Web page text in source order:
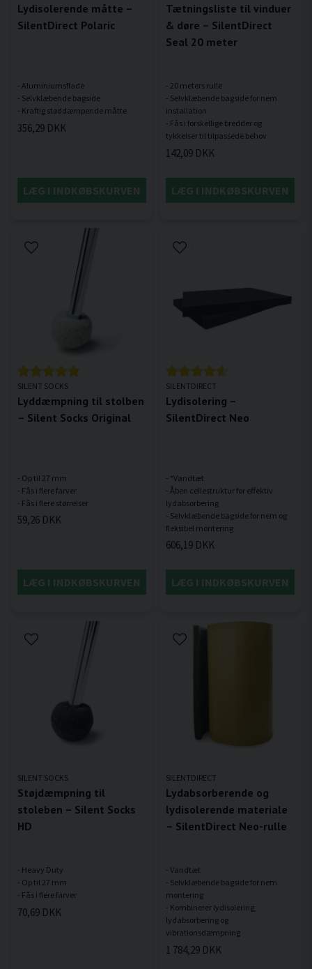
Lydisolerende måtte –
SilentDirect Polaric
- Aluminiumsflade
- Selvklæbende bagside
356,29 DKK
LÆG I INDKØBSKURVEN
Tætningsliste til vinduer
& døre – SilentDirect
Seal 20 meter
- 20 meters rulle
- Selvklæbende bagside for nem
installation
- Fås i forskellige bredder og
142,09 DKK
LÆG I INDKØBSKURVEN
SILENT SOCKS
Lyddæmpning til stolben
– Silent Socks Original
- Op til 27 mm
- Fås i flere farver
59,26 DKK
LÆG I INDKØBSKURVEN
SILENTDIRECT
Lydisolering –
SilentDirect Neo
- *Vandtæt
- Åben cellestruktur for effektiv
lydabsorbering
- Selvklæbende bagside for nem og
606,19 DKK
LÆG I INDKØBSKURVEN
SILENT SOCKS
Støjdæmpning til
stoleben – Silent Socks
HD
- Heavy Duty
- Op til 27 mm
70,69 DKK
SILENTDIRECT
Lydabsorberende og
lydisolerende materiale
– SilentDirect Neo-rulle
- Vandtæt
- Selvklæbende bagside for nem
montering
- Kombinerer lydisolering,
lydabsorbering og
1 784,29 DKK